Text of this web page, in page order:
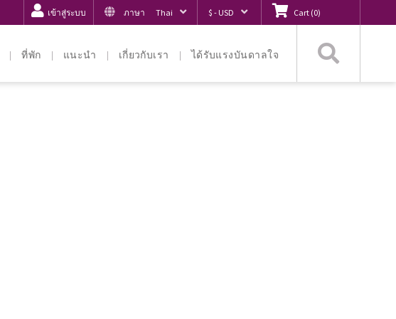
เข้าสู่ระบบ ภาษา Thai $ - USD Cart (0)
ที่พัก แนะนำ เกี่ยวกับเรา ได้รับแรงบันดาลใจ